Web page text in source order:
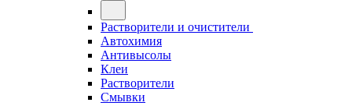
Растворители и очистители
Автохимия
Антивысолы
Клеи
Растворители
Смывки